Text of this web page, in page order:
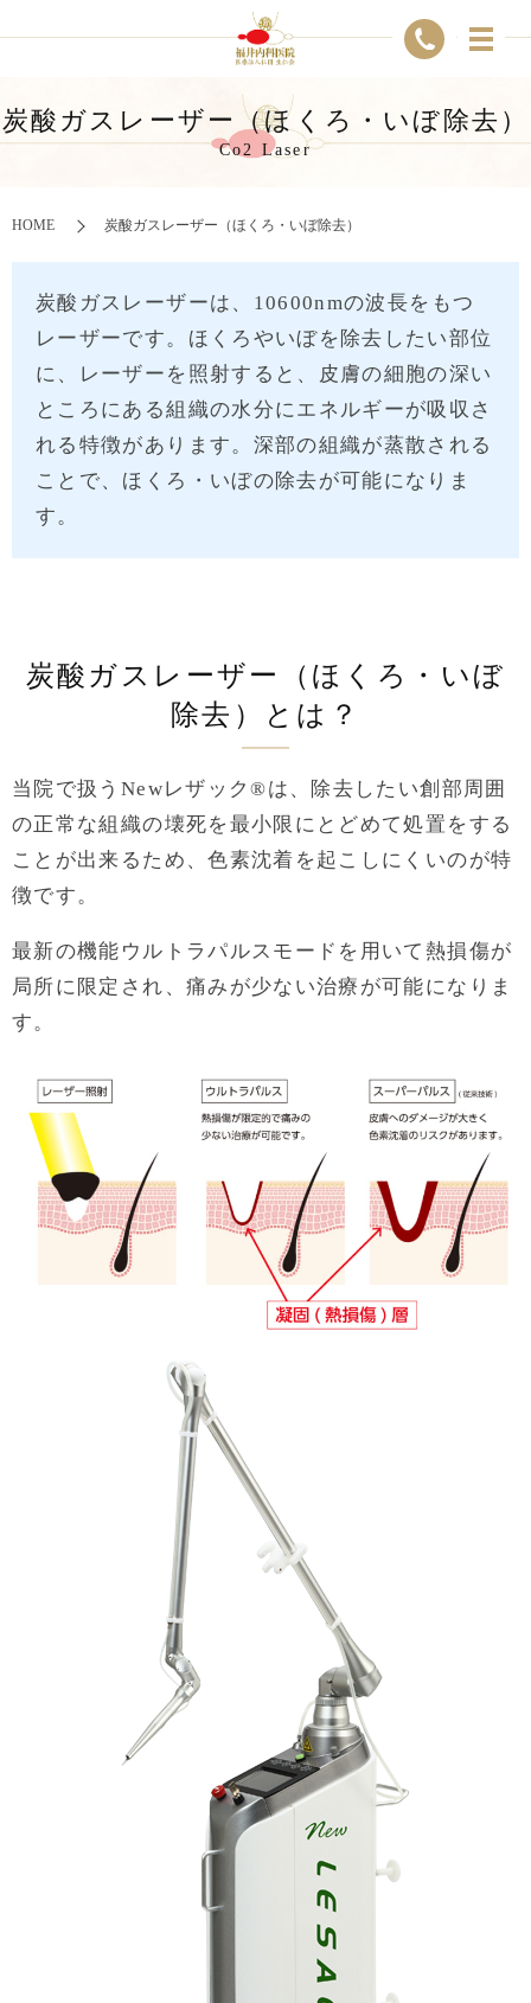
炭酸ガスレーザー（ほくろ・いぼ除去）
Co2 Laser
HOME 炭酸ガスレーザー（ほくろ・いぼ除去）
炭酸ガスレーザーは、10600nmの波長をもつ
レーザーです。ほくろやいぼを除去したい部位
に、レーザーを照射すると、皮膚の細胞の深い
ところにある組織の水分にエネルギーが吸収さ
れる特徴があります。深部の組織が蒸散される
ことで、ほくろ・いぼの除去が可能になりま
す。
炭酸ガスレーザー（ほくろ・いぼ
除去）とは？
当院で扱うNewレザック®は、除去したい創部周囲
の正常な組織の壊死を最小限にとどめて処置をする
ことが出来るため、色素沈着を起こしにくいのが特
徴です。
最新の機能ウルトラパルスモードを用いて熱損傷が
局所に限定され、痛みが少ない治療が可能になりま
す。